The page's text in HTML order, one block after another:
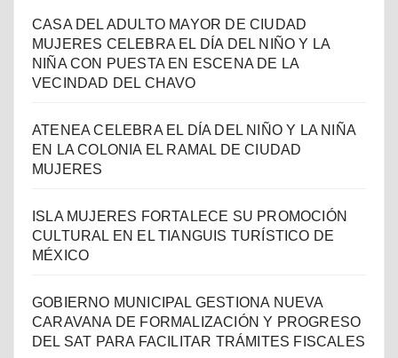
CASA DEL ADULTO MAYOR DE CIUDAD
MUJERES CELEBRA EL DÍA DEL NIÑO Y LA
NIÑA CON PUESTA EN ESCENA DE LA
VECINDAD DEL CHAVO
ATENEA CELEBRA EL DÍA DEL NIÑO Y LA NIÑA
EN LA COLONIA EL RAMAL DE CIUDAD
MUJERES
ISLA MUJERES FORTALECE SU PROMOCIÓN
CULTURAL EN EL TIANGUIS TURÍSTICO DE
MÉXICO
GOBIERNO MUNICIPAL GESTIONA NUEVA
CARAVANA DE FORMALIZACIÓN Y PROGRESO
DEL SAT PARA FACILITAR TRÁMITES FISCALES